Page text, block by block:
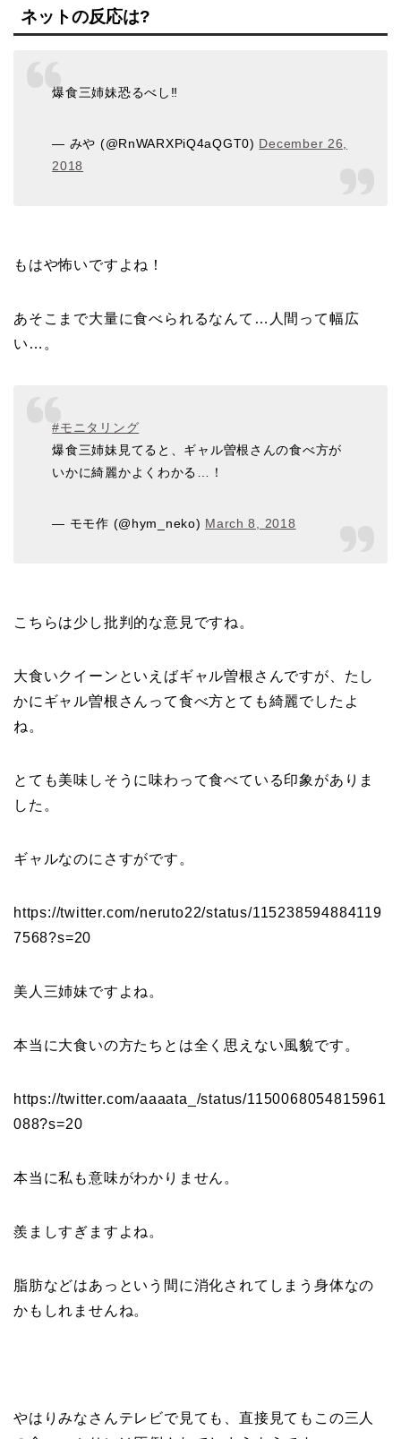
ネットの反応は?
爆食三姉妹恐るべし‼️
— みや (@RnWARXPiQ4aQGT0) December 26,
2018
もはや怖いですよね！
あそこまで大量に食べられるなんて…人間って幅広
い…。
#モニタリング
爆食三姉妹見てると、ギャル曽根さんの食べ方が
いかに綺麗かよくわかる…！
— モモ作 (@hym_neko) March 8, 2018
こちらは少し批判的な意見ですね。
大食いクイーンといえばギャル曽根さんですが、たし
かにギャル曽根さんって食べ方とても綺麗でしたよ
ね。
とても美味しそうに味わって食べている印象がありま
した。
ギャルなのにさすがです。
https://twitter.com/neruto22/status/115238594884119
7568?s=20
美人三姉妹ですよね。
本当に大食いの方たちとは全く思えない風貌です。
https://twitter.com/aaaata_/status/1150068054815961
088?s=20
本当に私も意味がわかりません。
羨ましすぎますよね。
脂肪などはあっという間に消化されてしまう身体なの
かもしれませんね。
やはりみなさんテレビで見ても、直接見てもこの三人